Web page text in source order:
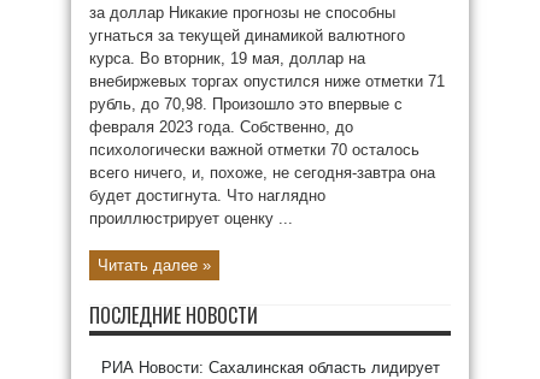
за доллар Никакие прогнозы не способны
угнаться за текущей динамикой валютного
курса. Во вторник, 19 мая, доллар на
внебиржевых торгах опустился ниже отметки 71
рубль, до 70,98. Произошло это впервые с
февраля 2023 года. Собственно, до
психологически важной отметки 70 осталось
всего ничего, и, похоже, не сегодня-завтра она
будет достигнута. Что наглядно
проиллюстрирует оценку ...
Читать далее »
ПОСЛЕДНИЕ НОВОСТИ
РИА Новости: Сахалинская область лидирует